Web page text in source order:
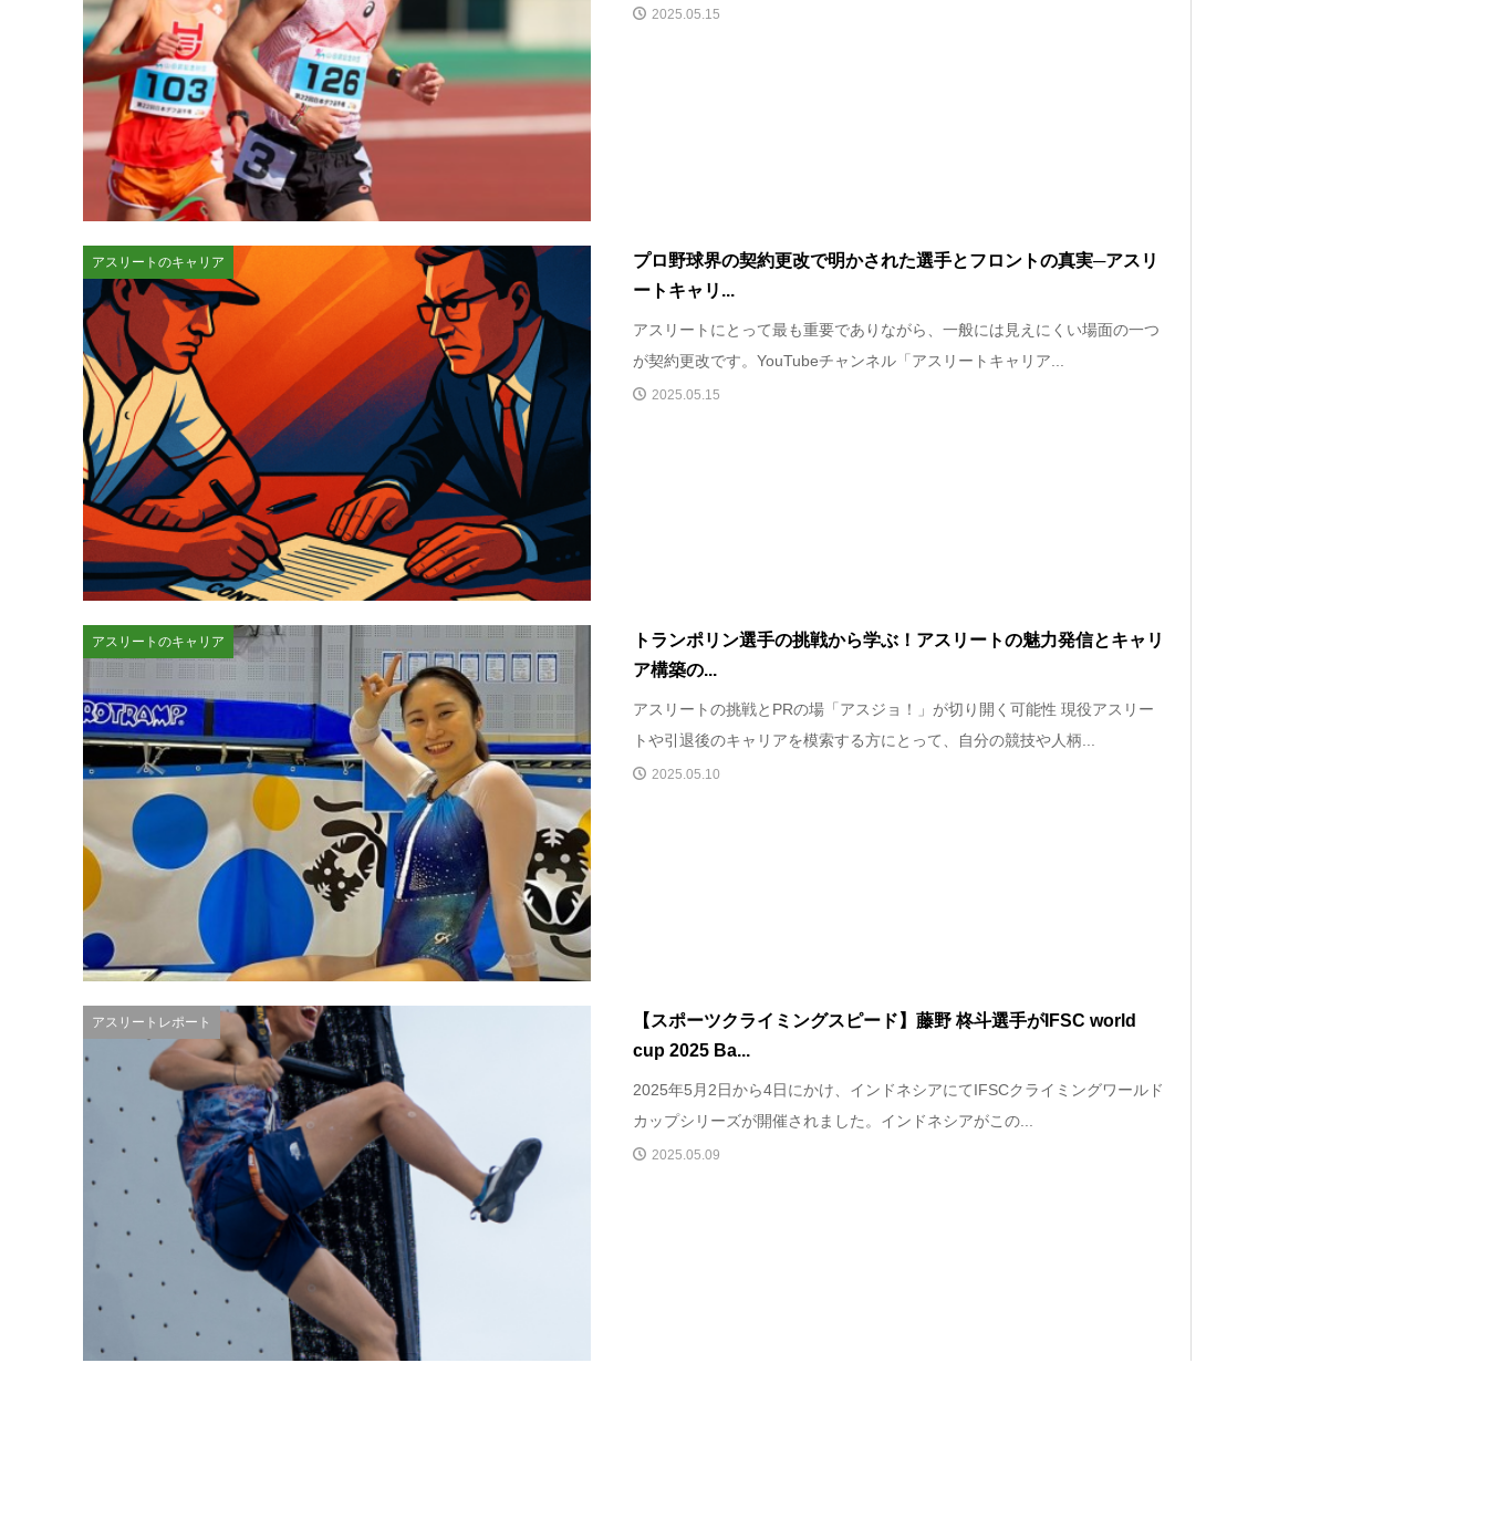
2025.05.15
アスリートのキャリア
プロ野球界の契約更改で明かされた選手とフロントの真実─アスリ
ートキャリ...
アスリートにとって最も重要でありながら、一般には見えにくい場面の一つ
が契約更改です。YouTubeチャンネル「アスリートキャリア...
2025.05.15
アスリートのキャリア
トランポリン選手の挑戦から学ぶ！アスリートの魅力発信とキャリ
ア構築の...
アスリートの挑戦とPRの場「アスジョ！」が切り開く可能性 現役アスリー
トや引退後のキャリアを模索する方にとって、自分の競技や人柄...
2025.05.10
アスリートレポート
【スポーツクライミングスピード】藤野 柊斗選手がIFSC world
cup 2025 Ba...
2025年5月2日から4日にかけ、インドネシアにてIFSCクライミングワールド
カップシリーズが開催されました。インドネシアがこの...
2025.05.09